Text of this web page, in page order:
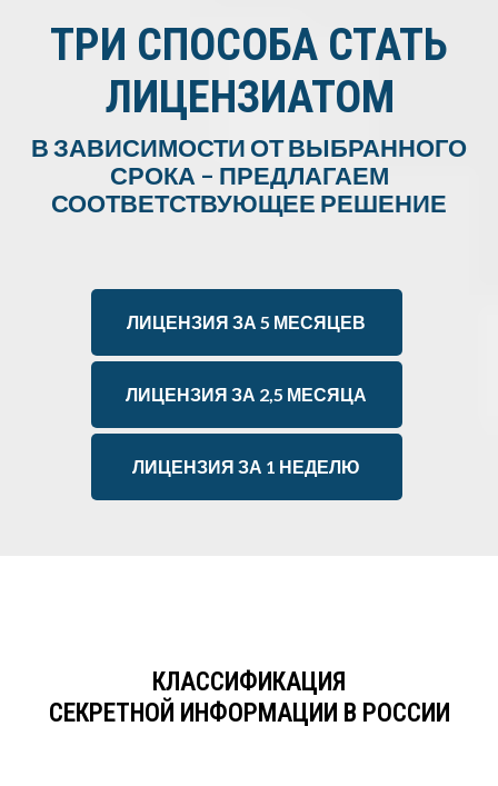
ТРИ СПОСОБА СТАТЬ
ЛИЦЕНЗИАТОМ
В ЗАВИСИМОСТИ ОТ ВЫБРАННОГО
СРОКА – ПРЕДЛАГАЕМ
СООТВЕТСТВУЮЩЕЕ РЕШЕНИЕ
ЛИЦЕНЗИЯ ЗА 5 МЕСЯЦЕВ
ЛИЦЕНЗИЯ ЗА 2,5 МЕСЯЦА
ЛИЦЕНЗИЯ ЗА 1 НЕДЕЛЮ
КЛАССИФИКАЦИЯ
СЕКРЕТНОЙ ИНФОРМАЦИИ В РОССИИ